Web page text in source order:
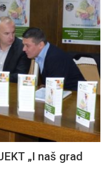
„I naš grad